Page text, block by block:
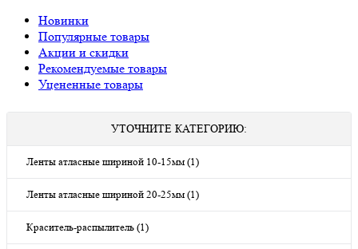
Новинки
Популярные товары
Акции и скидки
Рекомендуемые товары
Уцененные товары
УТОЧНИТЕ КАТЕГОРИЮ:
Ленты атласные шириной 10-15мм (1)
Ленты атласные шириной 20-25мм (1)
Краситель-распылитель (1)